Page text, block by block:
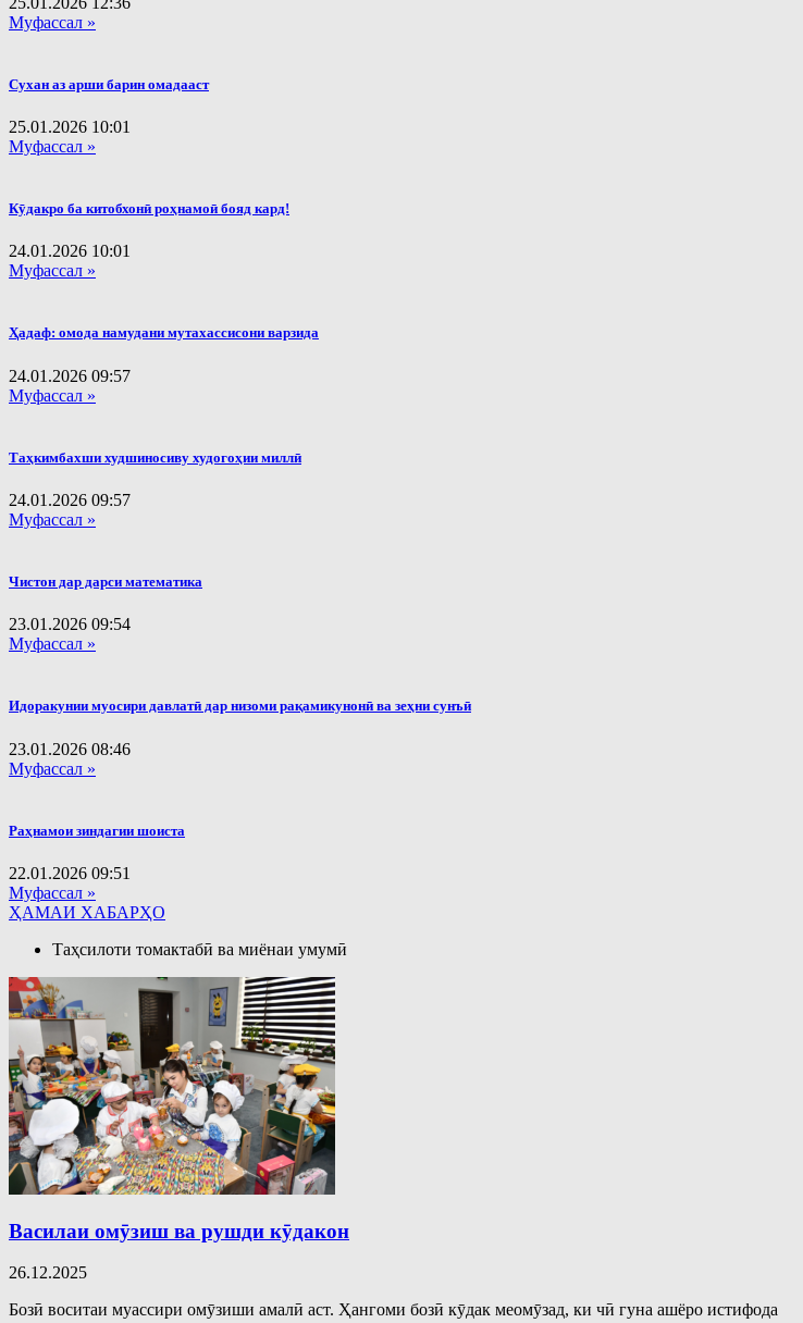
Муфассал »
Сухан аз арши барин омадааст
25.01.2026 10:01
Муфассал »
Кӯдакро ба китобхонӣ роҳнамоӣ бояд кард!
24.01.2026 10:01
Муфассал »
Ҳадаф: омода намудани мутахассисони варзида
24.01.2026 09:57
Муфассал »
Таҳкимбахши худшиносиву худогоҳии миллӣ
24.01.2026 09:57
Муфассал »
Чистон дар дарси математика
23.01.2026 09:54
Муфассал »
Идоракунии муосири давлатӣ дар низоми рақамикунонӣ ва зеҳни сунъӣ
23.01.2026 08:46
Муфассал »
Раҳнамои зиндагии шоиста
22.01.2026 09:51
Муфассал »
ҲАМАИ ХАБАРҲО
Таҳсилоти томактабӣ ва миёнаи умумӣ
Василаи омӯзиш ва рушди кӯдакон
26.12.2025
Бозӣ воситаи муассири омӯзиши амалӣ аст. Ҳангоми бозӣ кӯдак меомӯзад, ки чӣ гуна ашёро истифода